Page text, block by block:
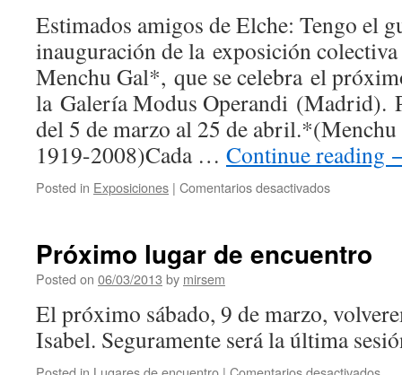
Estimados amigos de Elche: Tengo el
inauguración de la exposición
Menchu Gal*, que se celebra el
la Galería Modus Operandi (Madrid).
del 5 de marzo al 25 de
1919-2008)Cada … Continue reading
Posted in Exposiciones | Comentarios desactivados
Recordando
Gal
Próximo lugar de encuentro
Posted on 06/03/2013 by mirsem
El próximo sábado, 9 de marzo,
Isabel. Seguramente será la última